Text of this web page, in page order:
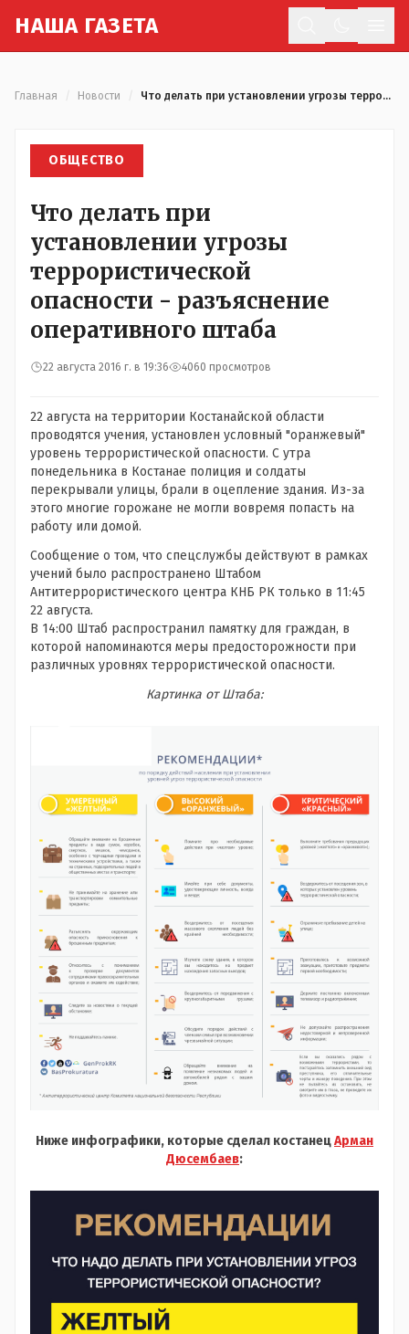
НАША ГАЗЕТА
Главная Новости Что делать при установлении угрозы террористической опасности - разъяснение оперативного штаба
ОБЩЕСТВО
Что делать при
установлении угрозы
террористической
опасности - разъяснение
оперативного штаба
22 августа 2016 г. в 19:36 4060 просмотров
22 августа на территории Костанайской области
проводятся учения, установлен условный "оранжевый"
уровень террористической опасности. С утра
понедельника в Костанае полиция и солдаты
перекрывали улицы, брали в оцепление здания. Из-за
этого многие горожане не могли вовремя попасть на
работу или домой.
Сообщение о том, что спецслужбы действуют в рамках
учений было распространено Штабом
Антитеррористического центра КНБ РК только в 11:45
22 августа.
В 14:00 Штаб распространил памятку для граждан, в
которой напоминаются меры предосторожности при
различных уровнях террористической опасности.
Картинка от Штаба:
Ниже инфографики, которые сделал костанецАрман
Дюсембаев: